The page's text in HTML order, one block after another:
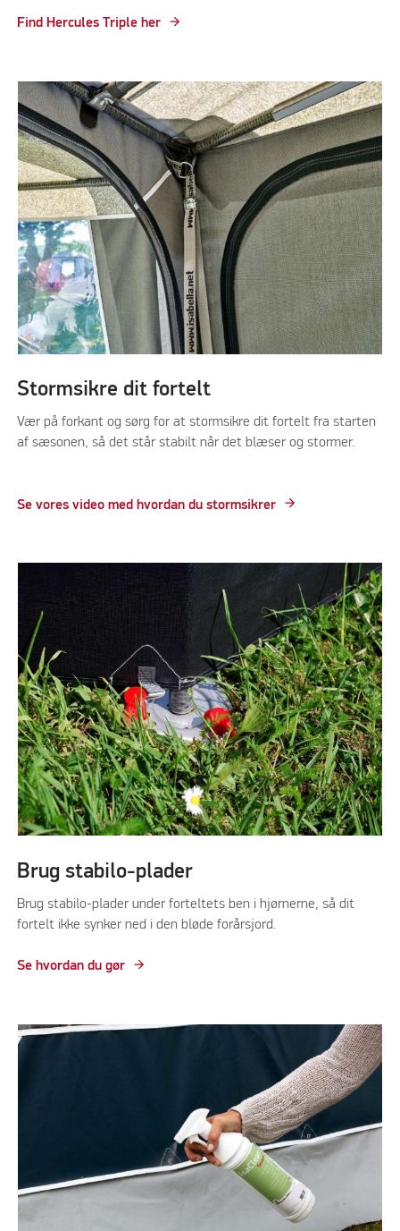
Find Hercules Triple her
Stormsikre dit fortelt
Vær på forkant og sørg for at stormsikre dit fortelt fra starten
af sæsonen, så det står stabilt når det blæser og stormer.
Se vores video med hvordan du stormsikrer
Brug stabilo-plader
Brug stabilo-plader under forteltets ben i hjørnerne, så dit
fortelt ikke synker ned i den bløde forårsjord.
Se hvordan du gør